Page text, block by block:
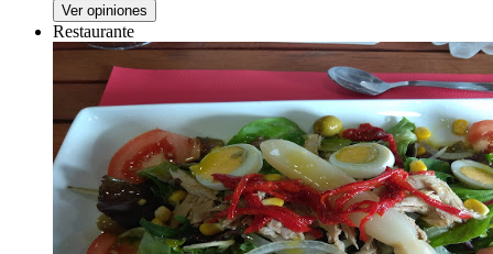
Ver opiniones
Restaurante